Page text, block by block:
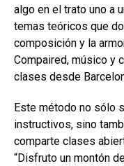
algo en el trato uno a
temas teóricos que
composición y la
Compaired, músico y
clases desde
Este método no sólo
instructivos, sino
comparte clases
“Disfruto un montón